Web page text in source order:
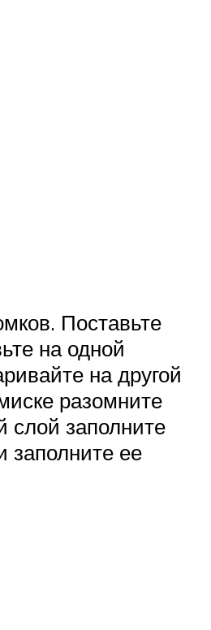
Поставьте
на одной
на другой
разомните
заполните
заполните ее